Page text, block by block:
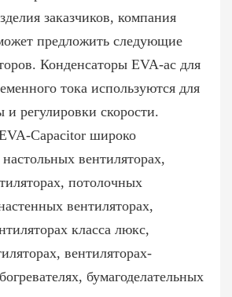
заказчиков, компания
предложить следующие
Конденсаторы EVA-ac для
тока используются для
и регулировки скорости.
Capacitor широко
вентиляторах,
потолочных
вентиляторах,
класса люкс,
вентиляторах-
бумагоделательных